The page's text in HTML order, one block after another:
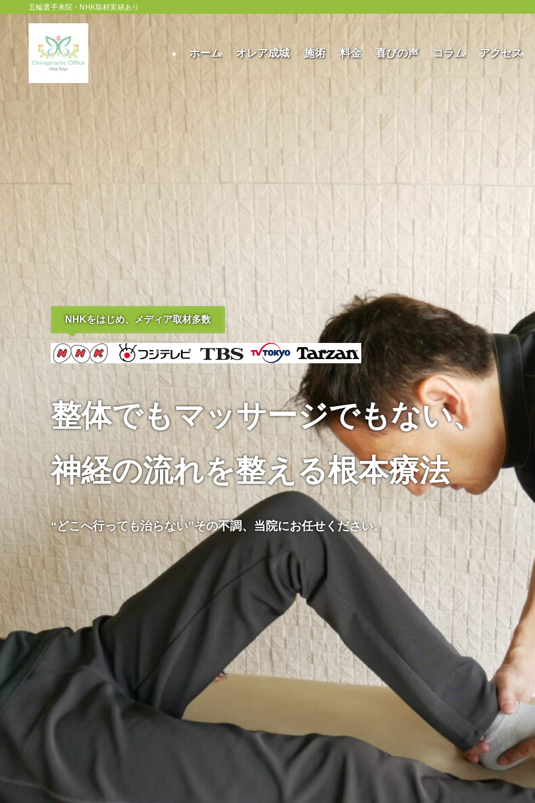
五輪選手来院・NHK取材実績あり
ホーム オレア成城 施術 料金 喜びの声 コラム アクセス
NHKをはじめ、メディア取材多数
「アゴから整える」
アゴの専門家が全身のゆがみに根本アプローチ
NHKをはじめ、メディア取材多数
痛みの原因を「根本」から整える
骨格・神経・筋肉をトータルケアする本格カイロプラクティック
NHKをはじめ、メディア取材多数
整体でもマッサージでもない、
神経の流れを整える根本療法
“どこへ行っても治らない”その不調、 当院にお任せください。
NHKをはじめ、メディア取材多数
「アゴから整える」
アゴの専門家が全身のゆがみに根本アプローチ
NHKをはじめ、メディア取材多数
痛みの原因を「根本」から整える
骨格・神経・筋肉をトータルケアする本格カイロプラクティック